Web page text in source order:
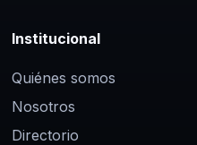
Institucional
Quiénes somos
Nosotros
Directorio